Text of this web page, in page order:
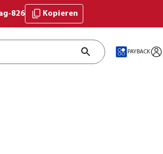
826 Kopieren
PAYBACK